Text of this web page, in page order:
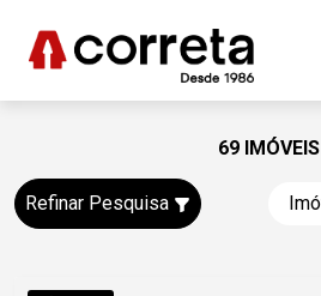
69 IMÓVEIS
Refinar Pesquisa